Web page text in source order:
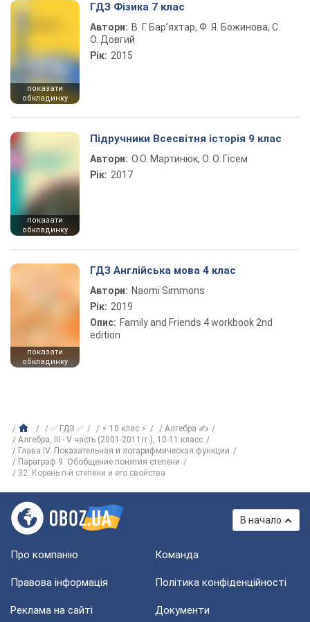
показати
обкладинку
ГДЗ Фізика 7 клас
Автори: В. Г. Бар’яхтар, Ф. Я. Божинова, С.
О. Довгий
Рік: 2015
показати
обкладинку
Підручники Всесвітня історія 9 клас
Автори: О.О. Мартинюк, О. О. Гісем
Рік: 2017
показати
обкладинку
ГДЗ Англійська мова 4 клас
Автори: Naomi Simmons
Рік: 2019
Опис: Family and Friends 4 workbook 2nd
edition
✅ ГДЗ ✅ ⚡ 10 клас ⚡
Алгебра ✍
Алгебра, III - V часть (2001-2011гг.), 10-11 класс
Глава IV. Показательная и логарифмическая функции
Параграф 9. Обобщение понятия степени
32. Корень n-й степени и его свойства
В начало
Про компанію Команда
Правова інформація Політика конфіденційності
Реклама на сайті Документи